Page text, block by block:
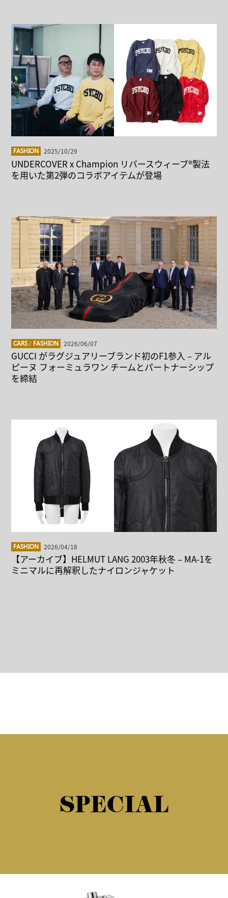
FASHION 2025/10/29
UNDERCOVER x Champion リバースウィーブ®製法
を用いた第2弾のコラボアイテムが登場
CARS/ FASHION 2026/06/07
GUCCI がラグジュアリーブランド初のF1参入 – アル
ピーヌ フォーミュラワン チームとパートナーシップ
を締結
FASHION 2026/04/18
【アーカイブ】HELMUT LANG 2003年秋冬 – MA-1を
ミニマルに再解釈したナイロンジャケット
SPECIAL